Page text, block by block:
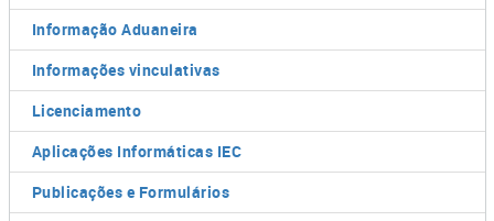
Informação Aduaneira
Informações vinculativas
Licenciamento
Aplicações Informáticas IEC
Publicações e Formulários